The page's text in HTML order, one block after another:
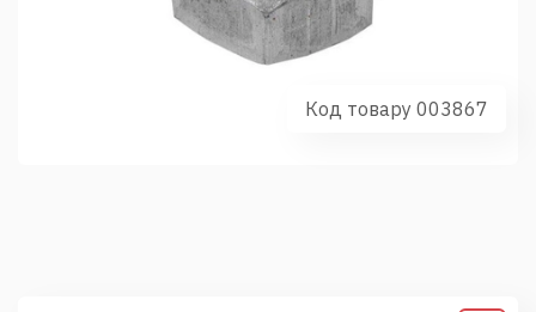
Код товару 003867